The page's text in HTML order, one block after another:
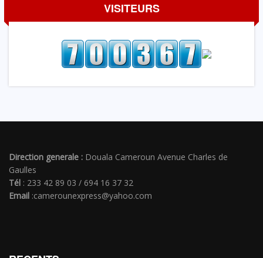
VISITEURS
Direction generale : Douala Cameroun Avenue Charles de
Gaulles
Tél : 233 42 89 03 / 694 16 37 32
Email :camerounexpress@yahoo.com